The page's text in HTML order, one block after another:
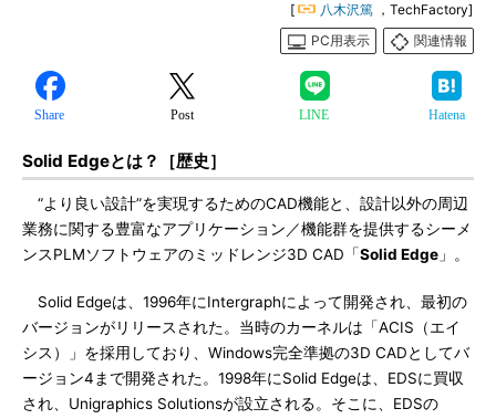
[ 八木沢篤 ，TechFactory]
PC用表示
関連情報
Share Post LINE Hatena
Solid Edgeとは？［歴史］
“より良い設計”を実現するためのCAD機能と、設計以外の周辺
業務に関する豊富なアプリケーション／機能群を提供するシーメ
ンスPLMソフトウェアのミッドレンジ3D CAD「Solid Edge 」。
Solid Edgeは、1996年にIntergraphによって開発され、最初の
バージョンがリリースされた。当時のカーネルは「ACIS（エイ
シス）」を採用しており、Windows完全準拠の3D CADとしてバ
ージョン4まで開発された。1998年にSolid Edgeは、EDSに買収
され、Unigraphics Solutionsが設立される。そこに、EDSの